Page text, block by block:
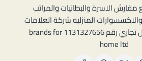
الاسرة والبطانيات والمراتب
المنزليه شركة العلامات
المنزلية للتجارة سجل تجاري رقم 1131327656 brands for
home ltd